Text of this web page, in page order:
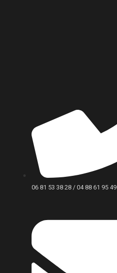
06 81 53 38 28 / 04 88 61 95 49